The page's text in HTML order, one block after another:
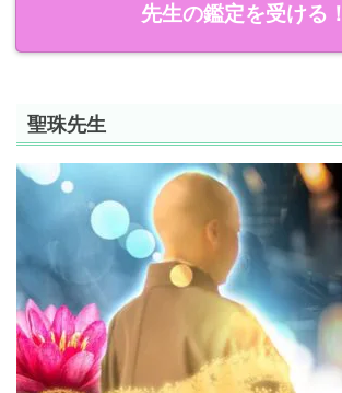
先生の鑑定を受ける！
聖珠先生